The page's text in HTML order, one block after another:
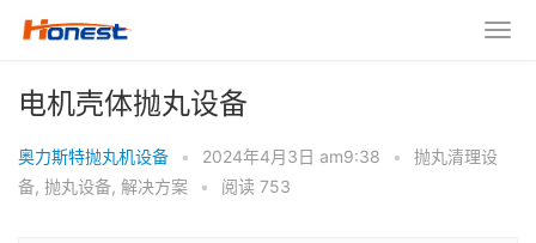
电机壳体抛丸设备
奥力斯特抛丸机设备 • 2024年4月3日 am9:38 •
抛丸清理设
备, 抛丸设备, 解决方案 • 阅读 753